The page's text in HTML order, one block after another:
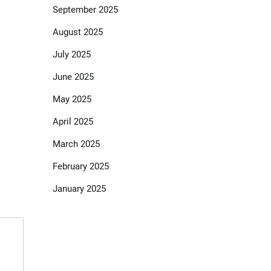
September 2025
August 2025
July 2025
June 2025
May 2025
April 2025
March 2025
February 2025
January 2025